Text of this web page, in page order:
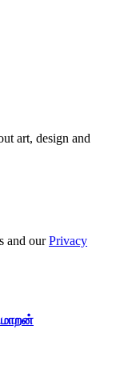
art, design and
and ourPrivacy